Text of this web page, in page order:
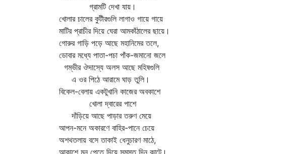
গ্রামটি দেখা যায়।
খোলার চালের কুটীরগুলি লাগাও গায়ে গায়ে
মাটির প্রাচীর দিয়ে ঘেরা আমকাঁঠালের ছায়ে।
গোরুর গাড়ি পড়ে আছে মহানিমের তলে,
ডোবার মধ্যে পাতা-পচা পাঁক-জমানো জলে
গম্ভীর ঔদাস্যে অলস আছে মহিষগুলি
এ ওর পিঠে আরামে ঘাড় তুলি।
বিকেল-বেলায় একটুখানি কাজের অবকাশে
খোলা দ্বারের পাশে
দাঁড়িয়ে আছে পাড়ার তরুণ মেয়ে
আপন-মনে অকারণে বাহির-পানে চেয়ে
অশথতলায় বসে তাকাই ধেনুচারণ মাঠে,
আকাশে মন পেতে দিয়ে সমস্ত দিন কাটে।